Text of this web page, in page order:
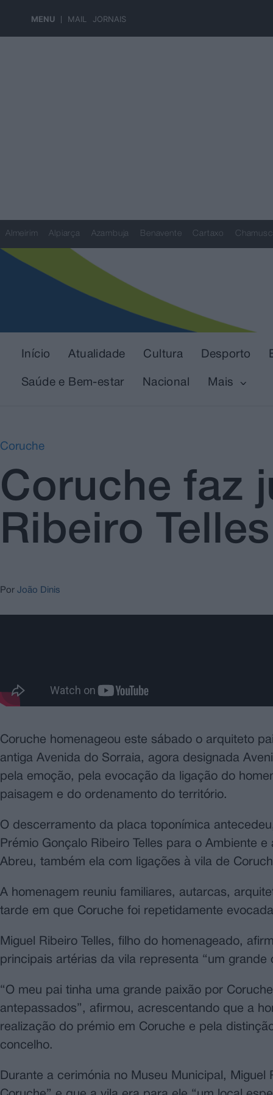
MENU MAIL JORNAIS
Almeirim Alpiarça Azambuja Benavente Cartaxo
Início Atualidade Cultura Desporto
Saúde e Bem-estar Nacional Mais
Coruche
Coruche faz
Ribeiro
Por João Dinis
Coruche homenageou este sábado o arquiteto
antiga Avenida do Sorraia, agora designada
pela emoção, pela evocação da ligação do
paisagem e do ordenamento do território.
O descerramento da placa toponímica
Prémio Gonçalo Ribeiro Telles para o Ambiente
Abreu, também ela com ligações à vila de
A homenagem reuniu familiares, autarcas,
tarde em que Coruche foi repetidamente
Miguel Ribeiro Telles, filho do homenageado,
principais artérias da vila representa “um grande
“O meu pai tinha uma grande paixão por
antepassados”, afirmou, acrescentando que a
realização do prémio em Coruche e pela
concelho.
Durante a cerimónia no Museu Municipal,